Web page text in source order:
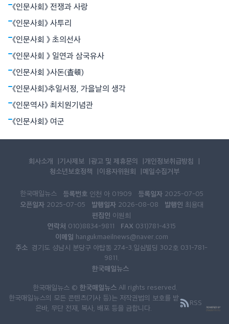
울렀다. 아인슈타인의 상대성원리는 시간과 공간의 상대성, 휘어진
공간개념으로서의 중력 등 혁명적
《인문사회》 전쟁과 사랑
《인문사회》 사투리
《인문사회 》 초의선사
《인문사회 》 일연과 삼국유사
《인문사회 》사돈(査頓)
《인문사회》추일서정, 가을날의 생각
《인문역사》 최치원기념관
《인문사회》 여군
회사소개 기사제보 광고 및 제휴문의
개인정보취급방침
청소년보호정책
이용자위원회 메일수집거부
한국매일뉴스 등록번호 인천 아 01909 등록일자 2025-07-05
오픈일자 2025-07-05 발행일자 2026-08-08 발행인 최용대
편집인 이원희
연락처 010)8834-9811 FAX 031)781-4315
이메일 hangukmaeilnews@naver.com
주소 경기도 성남시 분당구 야탑동 274-3.일심빌딩 302호 031-781-
9811.
한국매일뉴스
한국매일뉴스 © 한국매일뉴스All rights reserved.
한국매일뉴스의 모든 콘텐츠(기사 등)는 저작권법의 보호를 받
은바, 무단 전재, 복사, 배포 등을 금합니다.
RSS